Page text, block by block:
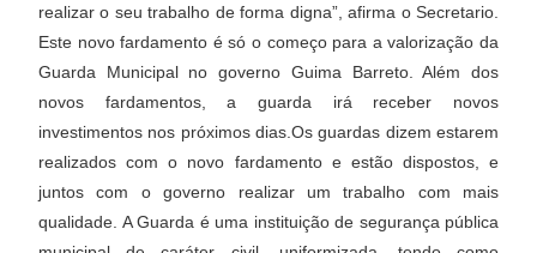
realizar o seu trabalho de forma digna”, afirma o Secretario.
Este novo fardamento é só o começo para a valorização da
Guarda Municipal no governo Guima Barreto. Além dos
novos fardamentos, a guarda irá receber novos
investimentos nos próximos dias.Os guardas dizem estarem
realizados com o novo fardamento e estão dispostos, e
juntos com o governo realizar um trabalho com mais
qualidade. A Guarda é uma instituição de segurança pública